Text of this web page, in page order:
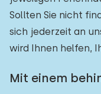
Sollten Sie nicht
sich jederzeit an
wird Ihnen helfen,
Mit einem